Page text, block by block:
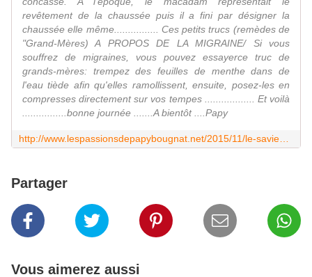
revêtement de la chaussée puis il a fini par désigner la
chaussée elle même................ Ces petits trucs (remèdes de
"Grand-Mères) A PROPOS DE LA MIGRAINE/ Si vous
souffrez de migraines, vous pouvez essayerce truc de
grands-mères: trempez des feuilles de menthe dans de
l'eau tiède afin qu'elles ramollissent, ensuite, posez-les en
compresses directement sur vos tempes .................. Et voilà
................bonne journée .......A bientôt ....Papy
Partager
Vous aimerez aussi